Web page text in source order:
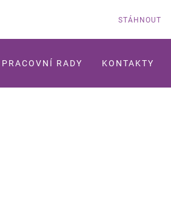
STÁHNOUT
PRACOVNÍ RADY KONTAKTY